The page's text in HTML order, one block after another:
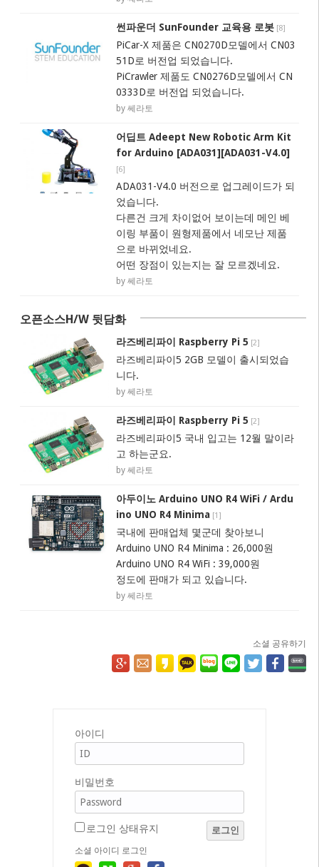
썬파운더 SunFounder 교육용 로봇[8]
PiCar-X 제품은 CN0270D모델에서 CN03
51D로 버전업 되었습니다.
PiCrawler 제품도 CN0276D모델에서 CN
0333D로 버전업 되었습니다.
by 쎄라토
어딥트 Adeept New Robotic Arm Kit
for Arduino [ADA031][ADA031-V4.0]
[6]
ADA031-V4.0 버전으로 업그레이드가 되
었습니다.
다른건 크게 차이없어 보이는데 메인 베
이링 부품이 원형제품에서 네모난 제품
으로 바뀌었네요.
어떤 장점이 있는지는 잘 모르겠네요.
by 쎄라토
오픈소스H/W 뒷담화
라즈베리파이 Raspberry Pi 5 [2]
라즈베리파이5 2GB 모델이 출시되었습
니다.
by 쎄라토
라즈베리파이 Raspberry Pi 5 [2]
라즈베리파이5 국내 입고는 12월 말이라
고 하는군요.
by 쎄라토
아두이노 Arduino UNO R4 WiFi / Ardu
ino UNO R4 Minima[1 ]
국내에 판매업체 몇군데 찾아보니
Arduino UNO R4 Minima : 26,000원
Arduino UNO R4 WiFi : 39,000원
정도에 판매가 되고 있습니다.
by 쎄라토
소셜 공유하기
아이디
비밀번호
로그인 상태유지 로그인
소셜 아이디 로그인